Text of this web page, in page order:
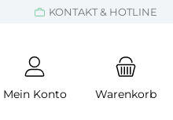
KONTAKT & HOTLINE
Mein Konto Warenkorb